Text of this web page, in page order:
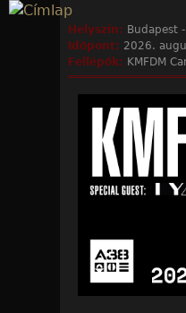
Helyszín: Budapest
Időpont: 2026.
Fellépők: KMFDM